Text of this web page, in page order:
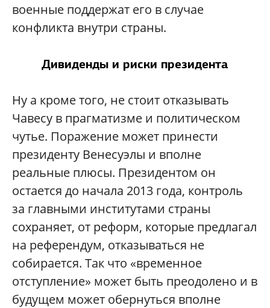
военные поддержат его в случае
конфликта внутри страны.
Дивиденды и риски президента
Ну а кроме того, не стоит отказывать
Чавесу в прагматизме и политическом
чутье. Поражение может принести
президенту Венесуэлы и вполне
реальные плюсы. Президентом он
остается до начала 2013 года, контроль
за главными институтами страны
сохраняет, от реформ, которые предлагал
на референдум, отказываться не
собирается. Так что «временное
отступление» может быть преодолено и в
будущем может обернуться вполне